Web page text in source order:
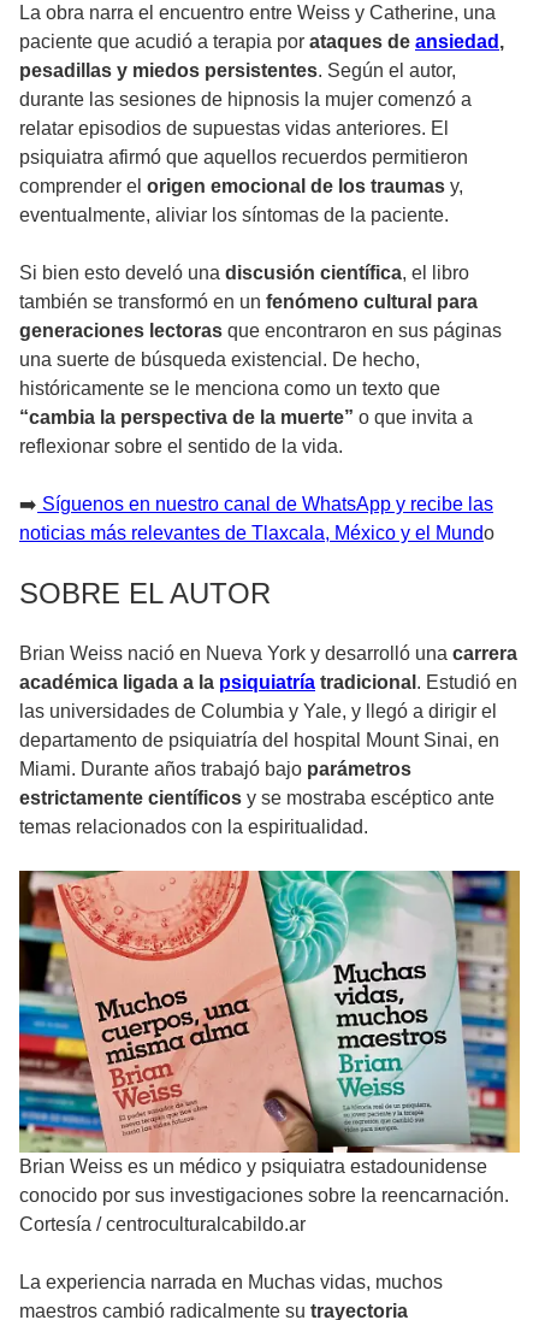
La obra narra el encuentro entre Weiss y Catherine, una
paciente que acudió a terapia por ataques de ansiedad ,
pesadillas y miedos persistentes. Según el autor,
durante las sesiones de hipnosis la mujer comenzó a
relatar episodios de supuestas vidas anteriores. El
psiquiatra afirmó que aquellos recuerdos permitieron
comprender el origen emocional de los traumas y,
eventualmente, aliviar los síntomas de la paciente.
Si bien esto develó una discusión científica, el libro
también se transformó en un fenómeno cultural para
generaciones lectoras que encontraron en sus páginas
una suerte de búsqueda existencial. De hecho,
históricamente se le menciona como un texto que
“cambia la perspectiva de la muerte” o que invita a
reflexionar sobre el sentido de la vida.
➡️ Síguenos en nuestro canal de WhatsApp y recibe las
noticias más relevantes de Tlaxcala, México y el Mundo
SOBRE EL AUTOR
Brian Weiss nació en Nueva York y desarrolló una carrera
académica ligada a la psiquiatría tradicional . Estudió en
las universidades de Columbia y Yale, y llegó a dirigir el
departamento de psiquiatría del hospital Mount Sinai, en
Miami. Durante años trabajó bajo parámetros
estrictamente científicos y se mostraba escéptico ante
temas relacionados con la espiritualidad.
Brian Weiss es un médico y psiquiatra estadounidense
conocido por sus investigaciones sobre la reencarnación.
Cortesía /centroculturalcabildo.ar
La experiencia narrada en Muchas vidas, muchos
maestros cambió radicalmente su trayectoria